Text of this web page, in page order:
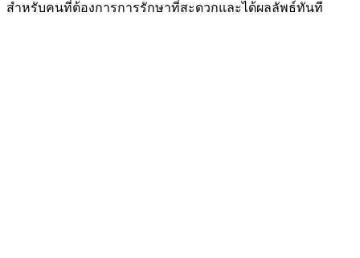
สำหรับคนที่ต้องการการรักษาที่สะดวกและได้ผลลัพธ์ทันที